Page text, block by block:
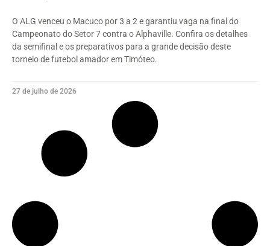
O ALG venceu o Macuco por 3 a 2 e garantiu vaga na final do
Campeonato do Setor 7 contra o Alphaville. Confira os detalhes
da semifinal e os preparativos para a grande decisão deste
torneio de futebol amador em Timóteo.
27 de julho de 2026